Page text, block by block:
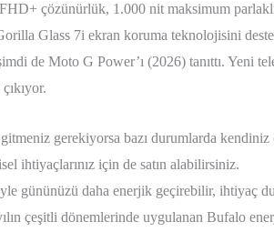
çözünürlük, 1.000 nit maksimum
Glass 7i ekran koruma teknolojisini
de Moto G Power’ı (2026) tanıttı. Yeni
gerekiyorsa bazı durumlarda
ihtiyaçlarınız için de satın alabilirsiniz.
gününüzü daha enerjik geçirebilir, ihtiyaç
çeşitli dönemlerinde uygulanan Bufalo